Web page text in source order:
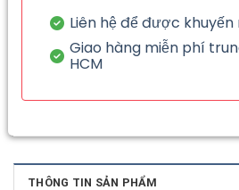
Liên hệ để được
Giao hàng miễn phí
HCM
THÔNG TIN SẢN PHẨM